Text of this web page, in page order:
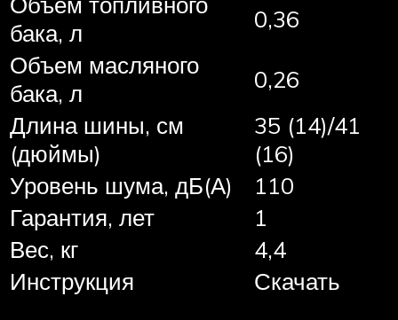
бака, л
0,36
Объем масляного
бака, л
0,26
Длина шины, см
(дюймы)
35 (14)/41
(16)
Уровень шума, дБ(А)
110
Гарантия, лет
1
Вес, кг
4,4
Инструкция
Скачать